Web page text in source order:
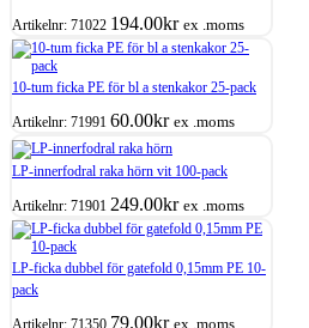
Artikelnr: 71022 194.00kr ex .moms
10-tum ficka PE för bl a stenkakor 25-pack
Artikelnr: 71991 60.00kr ex .moms
LP-innerfodral raka hörn vit 100-pack
Artikelnr: 71901 249.00kr ex .moms
LP-ficka dubbel för gatefold 0,15mm PE 10-
pack
Artikelnr: 71350 79.00kr ex .moms